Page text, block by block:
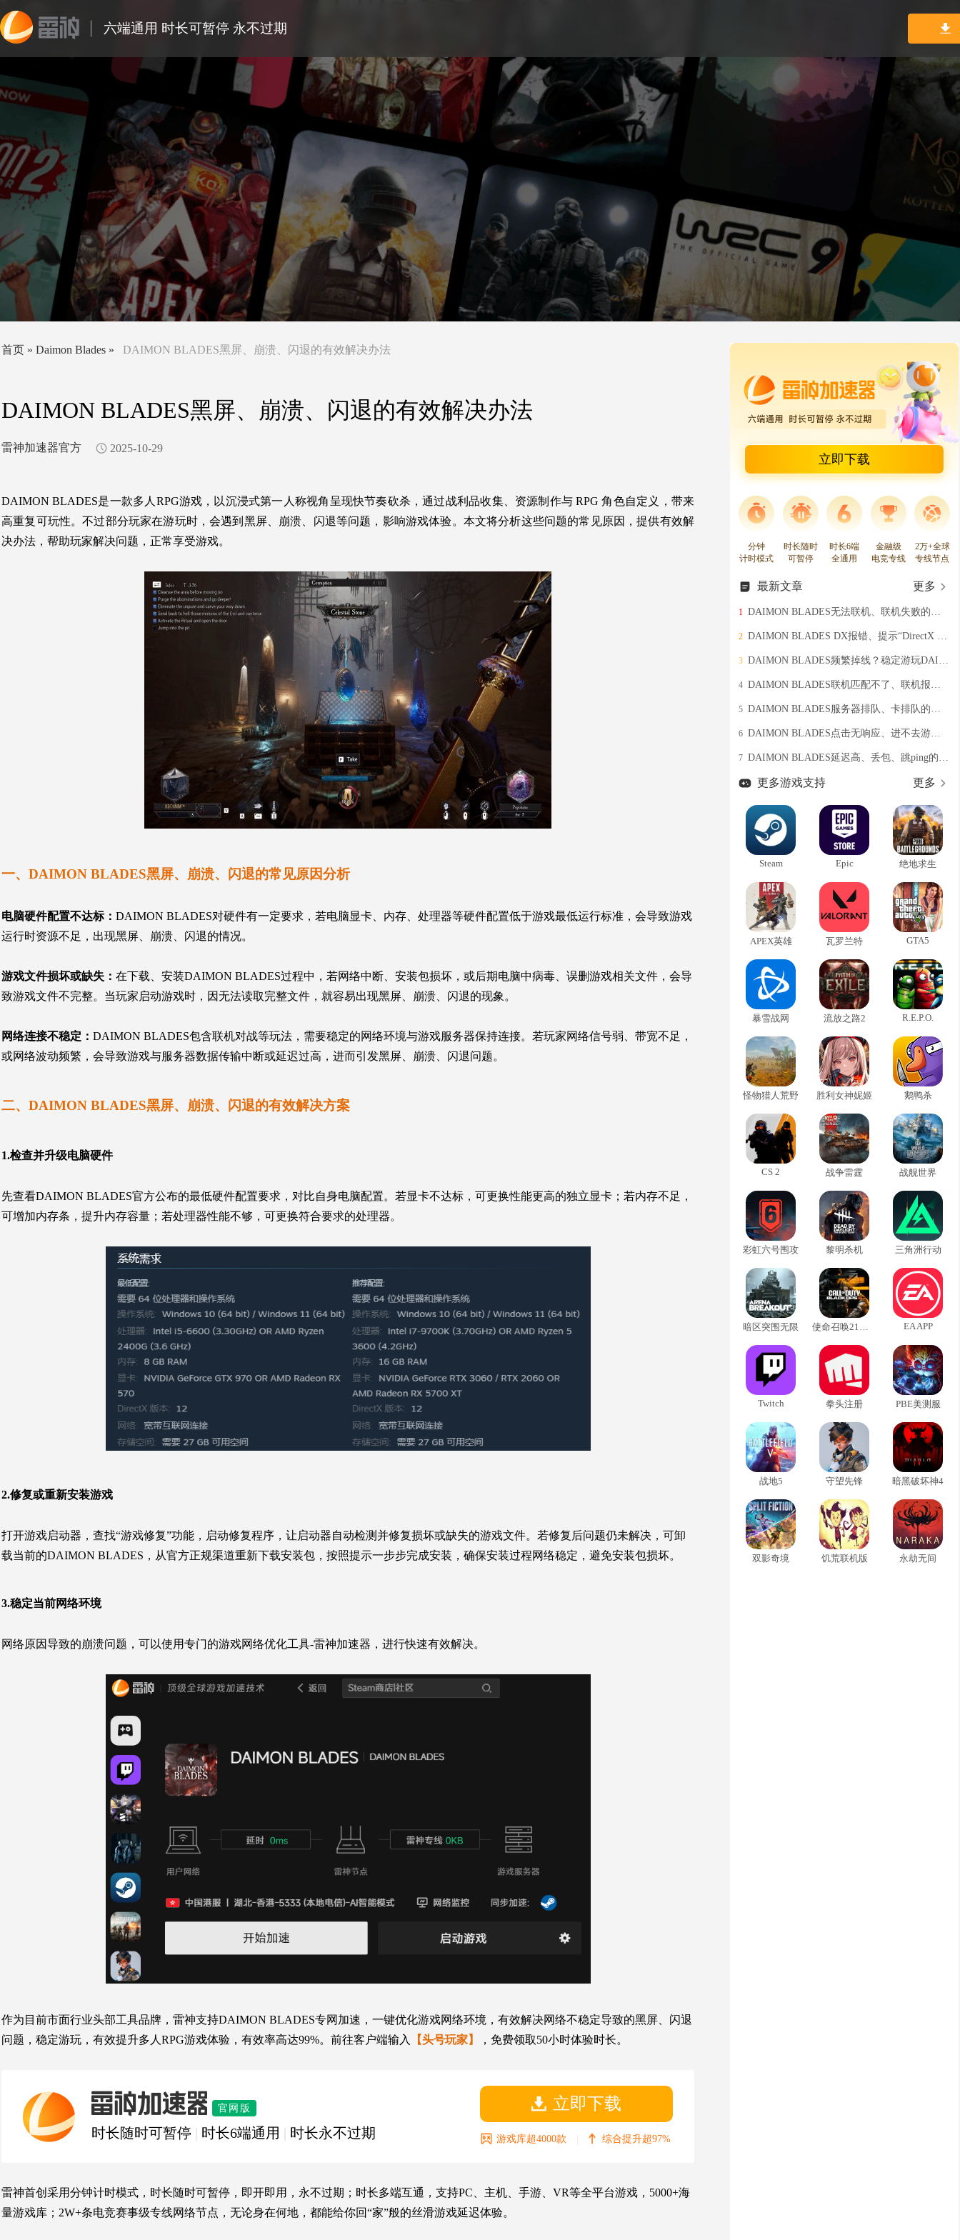
六端通用 时长可暂停 永不过期
首页 » Daimon Blades » DAIMON BLADES黑屏、崩溃、闪退的有效解决办法
DAIMON BLADES黑屏、崩溃、闪退的有效解决办法
雷神加速器官方 2025-10-29
DAIMON BLADES是一款多人RPG游戏，以沉浸式第一人称视角呈现快节奏砍杀，通过战利品收集、资源制作与 RPG 角色自定义，带来
高重复可玩性。不过部分玩家在游玩时，会遇到黑屏、崩溃、闪退等问题，影响游戏体验。本文将分析这些问题的常见原因，提供有效解
决办法，帮助玩家解决问题，正常享受游戏。
一、 DAIMON BLADES黑屏、崩溃、闪退的常见原因分析
电脑硬件配置不达标： DAIMON BLADES对硬件有一定要求，若电脑显卡、内存、处理器等硬件配置低于游戏最低运行标准，会导致游戏
运行时资源不足，出现黑屏、崩溃、闪退的情况。
游戏文件损坏或缺失 ： 在下载、安装DAIMON BLADES过程中，若网络中断、安装包损坏，或后期电脑中病毒、误删游戏相关文件，会导
致游戏文件不完整。当玩家启动游戏时，因无法读取完整文件，就容易出现黑屏、崩溃、闪退的现象。
网络连接不稳定 ： DAIMON BLADES包含联机对战等玩法，需要稳定的网络环境与游戏服务器保持连接。若玩家网络信号弱、带宽不足，
或网络波动频繁，会导致游戏与服务器数据传输中断或延迟过高，进而引发黑屏、崩溃、闪退问题。
二、 DAIMON BLADES黑屏、崩溃、闪退的有效解决方案
1.检查并升级电脑硬件
先查看DAIMON BLADES官方公布的最低硬件配置要求，对比自身电脑配置。若显卡不达标，可更换性能更高的独立显卡；若内存不足，
可增加内存条，提升内存容量；若处理器性能不够，可更换符合要求的处理器。
2.修复或重新安装游戏
打开游戏启动器，查找“游戏修复”功能，启动修复程序，让启动器自动检测并修复损坏或缺失的游戏文件。若修复后问题仍未解决，可卸
载当前的DAIMON BLADES ，从官方正规渠道重新下载安装包，按照提示一步步完成安装，确保安装过程网络稳定，避免安装包损坏。
3.稳定当前网络环境
网络原因导致的崩溃问题，可以使用专门的游戏网络优化工具-雷神加速器，进行快速有效解决。
作为目前市面行业头部工具品牌，雷神支持DAIMON BLADES专网加速，一键优化游戏网络环境，有效解决网络不稳定导致的黑屏、闪退
问题， 稳定游玩， 有效提升多人RPG游戏体验，有效率高达99%。前往客户端输入 【头号玩家】 ，免费领取50小时体验时长。
雷神加速器 官网版
时长随时可暂停 时长6端通用 时长永不过期
立即下载
游戏库超4000款 | 综合提升超97%
雷神首创采用分钟计时模式，时长随时可暂停，即开即用，永不过期；时长多端互通，支持PC、主机、手游、VR等全平台游戏，5000+海
量游戏库；2W+条电竞赛事级专线网络节点，无论身在何地，都能给你回“家”般的丝滑游戏延迟体验。
立即下载
分钟
计时模式
时长随时
可暂停
时长6端
全通用
金融级
电竞专线
2万+全球
专线节点
最新文章 更多
1 DAIMON BLADES无法联机、联机失败的有效解决办法
2 DAIMON BLADES DX报错、提示“DirectX Error”的三种有效解决办法
3 DAIMON BLADES频繁掉线？稳定游玩DAIMON BLADES教程分享
4 DAIMON BLADES联机匹配不了、联机报错的解决办法
5 DAIMON BLADES服务器排队、卡排队的解决办法
6 DAIMON BLADES点击无响应、进不去游戏的有效解决办法
7 DAIMON BLADES延迟高、丢包、跳ping的有效解决办法
更多游戏支持 更多
Steam Epic 绝地求生
APEX英雄 瓦罗兰特 GTA5
暴雪战网 流放之路2 R.E.P.O.
怪物猎人荒野 胜利女神妮姬 鹅鸭杀
CS 2 战争雷霆 战舰世界
彩虹六号围攻 黎明杀机 三角洲行动
暗区突围无限 使命召唤21黑色行动6 EA APP
Twitch 拳头注册 PBE美测服
战地5 守望先锋 暗黑破坏神4
双影奇境 饥荒联机版 永劫无间